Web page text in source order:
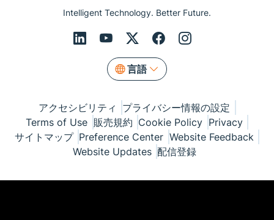
Intelligent Technology. Better Future.
言語
アクセシビリティ
プライバシー情報の設定
Terms of Use 販売規約 Cookie Policy Privacy
サイトマップ Preference Center Website Feedback
Website Updates 配信登録
© Copyright 1999-2026 Semiconductor Components